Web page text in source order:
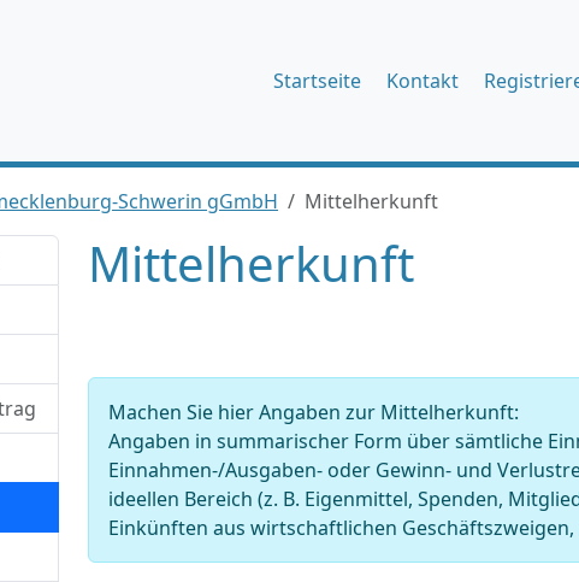
Startseite Kontakt
Schwerin gGmbH Mittelherkunft
Mittelherkunft
Machen Sie hier Angaben zur Mittelherkunft:
Angaben in summarischer Form über sämtliche
Einnahmen-/Ausgaben- oder Gewinn- und
ideellen Bereich (z. B. Eigenmittel, Spenden,
Einkünften aus wirtschaftlichen